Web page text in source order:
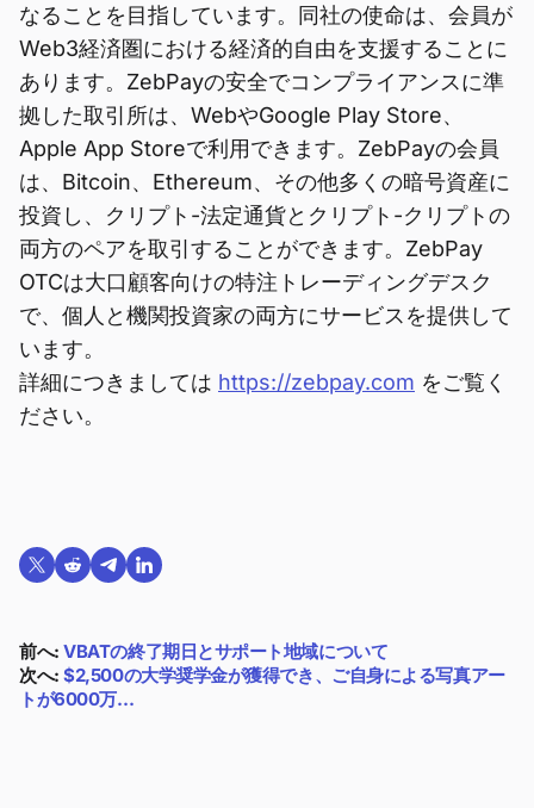
なることを目指しています。同社の使命は、会員が
Web3経済圏における経済的自由を支援することに
あります。ZebPayの安全でコンプライアンスに準
拠した取引所は、WebやGoogle Play Store、
Apple App Storeで利用できます。ZebPayの会員
は、Bitcoin、Ethereum、その他多くの暗号資産に
投資し、クリプト-法定通貨とクリプト-クリプトの
両方のペアを取引することができます。ZebPay
OTCは大口顧客向けの特注トレーディングデスク
で、個人と機関投資家の両方にサービスを提供して
います。
詳細につきましては https://zebpay.com をご覧く
ださい。
Twitterで共有する
Reddit で共有
Telegramで共有
LinkedInで共有
前へ:VBATの終了期日とサポート地域について
次へ:$2,500の大学奨学金が獲得でき、ご自身による写真アー
トが6000万…